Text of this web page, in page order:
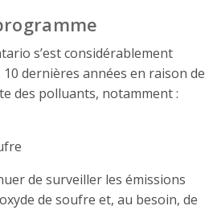
s’est considérablement
dernières années en raison de
des polluants, notamment :
de surveiller les émissions
de soufre et, au besoin, de